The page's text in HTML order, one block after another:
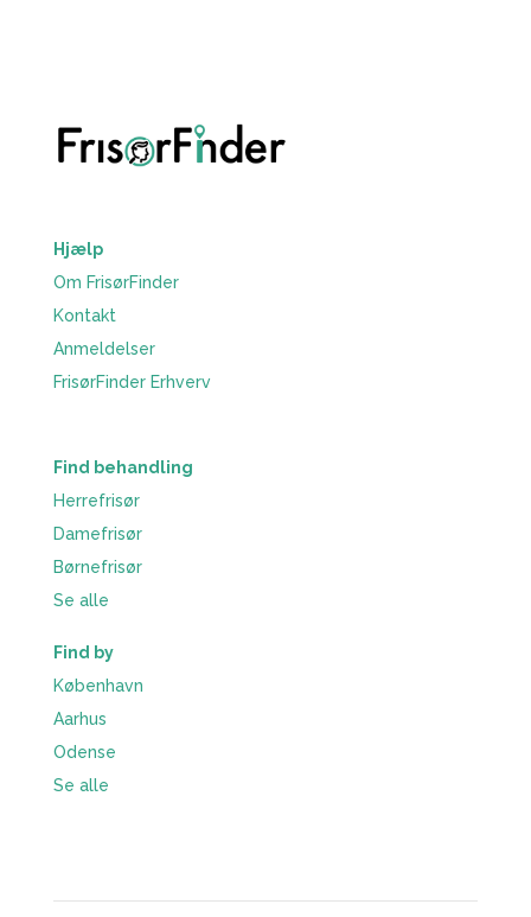
Hjælp
Om FrisørFinder
Kontakt
Anmeldelser
FrisørFinder Erhverv
Find behandling
Herrefrisør
Damefrisør
Børnefrisør
Se alle
Find by
København
Aarhus
Odense
Se alle